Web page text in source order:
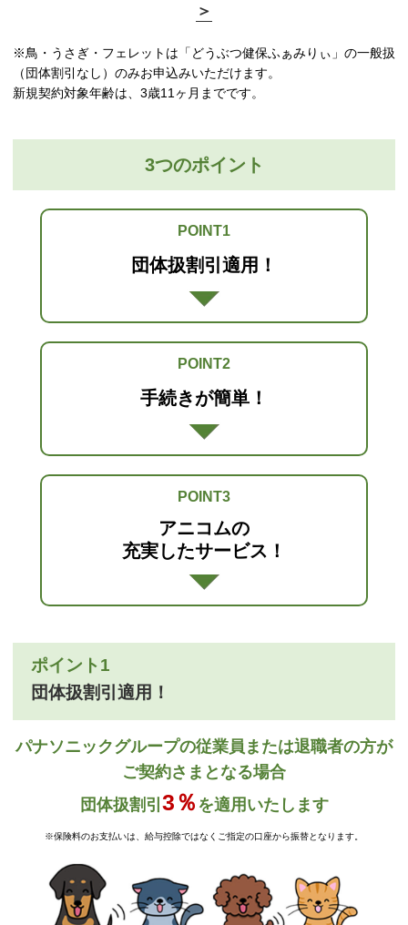
＞
※鳥・うさぎ・フェレットは「どうぶつ健保ふぁみりぃ」の一般扱
（団体割引なし）のみお申込みいただけます。
新規契約対象年齢は、3歳11ヶ月までです。
3つのポイント
POINT1
団体扱割引適用！
POINT2
手続きが簡単！
POINT3
アニコムの
充実したサービス！
ポイント1
団体扱割引適用！
パナソニックグループの従業員または退職者の方が
ご契約さまとなる場合
団体扱割引 3％ を適用いたします
※保険料のお支払いは、給与控除ではなくご指定の口座から振替となります。